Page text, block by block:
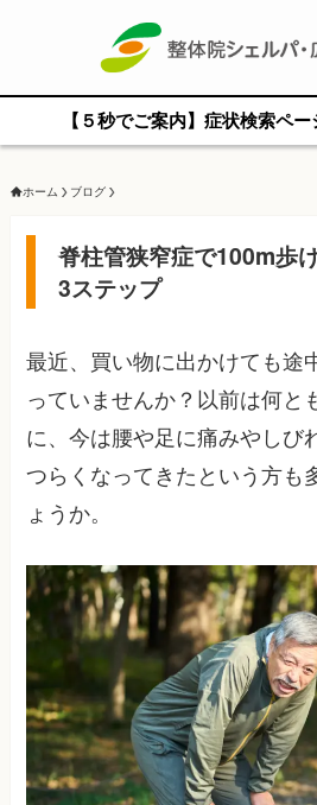
【５秒でご案内】症状検索ペ
ホーム ブログ
脊柱管狭窄症で100m歩
3ステップ
最近、買い物に出かけても途
っていませんか？以前は何と
に、今は腰や足に痛みやしび
つらくなってきたという方も
ょうか。